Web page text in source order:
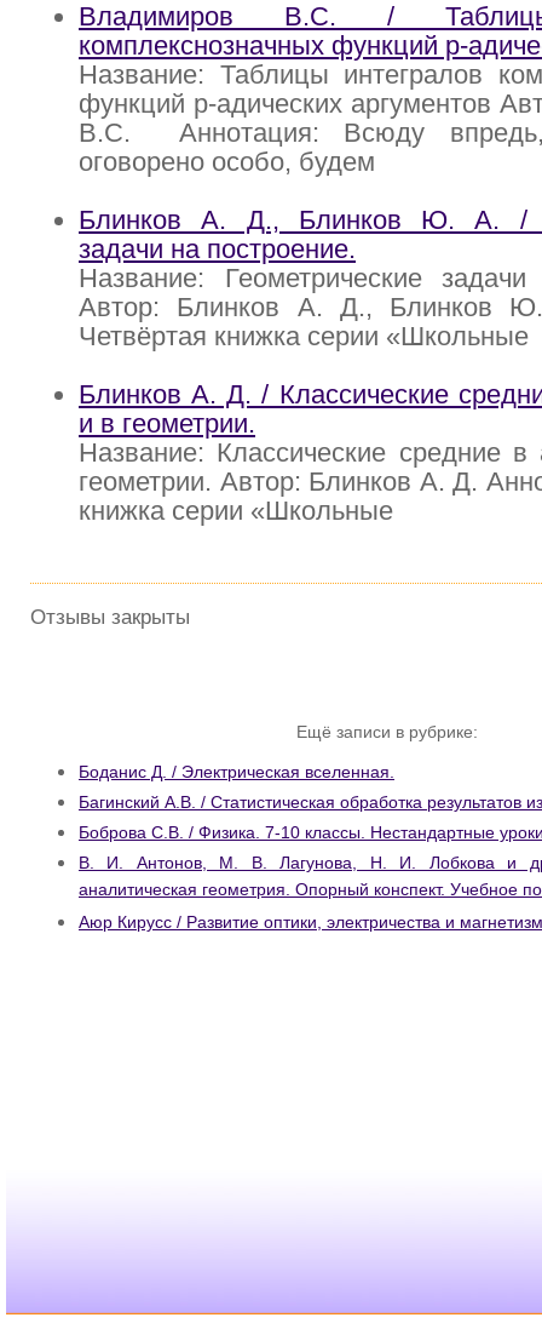
Владимиров В.С. / Таблицы
комплекснозначных функций p-
Название: Таблицы интегралов
функций p-адических аргументов
В.С. Аннотация: Всюду
оговорено особо, будем
Блинков А. Д., Блинков Ю. А. /
задачи на построение.
Название: Геометрические
Автор: Блинков А. Д., Блинков
Четвёртая книжка серии «Школьные
Блинков А. Д. / Классические
и в геометрии.
Название: Классические средние
геометрии. Автор: Блинков А. Д.
книжка серии «Школьные
Отзывы закрыты
Ещё записи в рубрике:
Боданис Д. / Электрическая вселенная.
Багинский А.В. / Статистическая обработка результатов
Боброва С.В. / Физика. 7-10 классы. Нестандартные
В. И. Антонов, М. В. Лагунова, Н. И. Лобкова и
аналитическая геометрия. Опорный конспект. Учебное
Аюр Кирусс / Развитие оптики, электричества и